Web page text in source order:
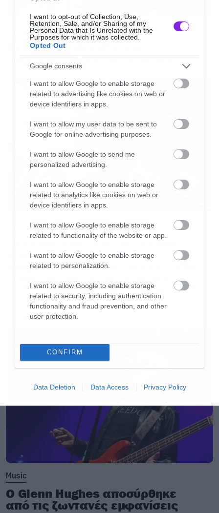
I want to opt-out of Collection, Use,
Retention, Sale, and/or Sharing of my
Personal Data that Is Unrelated with the
Purposes for which it was collected.
Opted Out
Google consents
I want to allow Google to enable storage
related to advertising like cookies on web or
device identifiers in apps.
I want to allow my user data to be sent to
Google for online advertising purposes.
I want to allow Google to send me
personalized advertising.
I want to allow Google to enable storage
related to analytics like cookies on web or
device identifiers in apps.
I want to allow Google to enable storage
related to functionality of the website or app.
I want to allow Google to enable storage
related to personalization.
I want to allow Google to enable storage
related to security, including authentication
functionality and fraud prevention, and other
user protection.
CONFIRM
Data Deletion Data Access Privacy Policy
νέα. Θα επιστρέψουμε στο franchise των
Avengers με μία εντελώς νέα ομάδα»
Η επόμενη ταινία για το κινηματογραφικό
σύμπαν της Marvel είναι το τρίτο Guardians of
the Galaxy που θα ρίξει την αυλαία της
ιστορίας και αποτελεί το αντίο του James
Οι Ghost επιστρέφουν στην Ελλάδα για το
Ξύλο και εκκενώσεις κινηματογράφων σε
προβολές του Creed III
Συναυλίες το μεσημέρι;
Ακούστε το τρίτο νέο single των Metallica
Ακολουθήστε το Roxx στοGoogle News
μαθαίνετε πρώτοι
μουσική κάθε εβδομάδα. Στο instagram μας
βρίσκετεεδώ.
Movies
Box Office: Οι καλύτερες
πρεμιέρες όλων των εποχών
Movies
Το Brand New Day του Spider-
Man έσπασε το ρεκόρ του
Endgame και έκανε το καλύτερο
Music
Ο Glenn Hughes αποσύρθηκε
από τις ζωντανές εμφανίσεις